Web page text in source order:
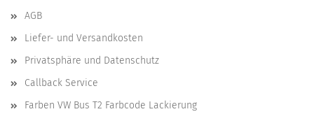
AGB
Liefer- und Versandkosten
Privatsphäre und Datenschutz
Callback Service
Farben VW Bus T2 Farbcode Lackierung